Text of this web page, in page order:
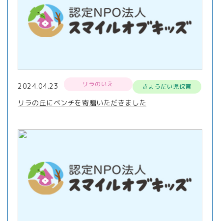
2024.04.23 リラのいえ きょうだい児保育
リラの丘にベンチを寄贈いただきました